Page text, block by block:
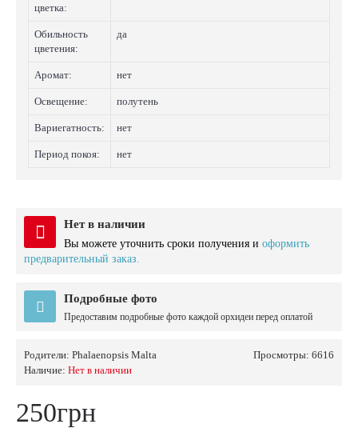
цветка:
Обильность
цветения:
да
Аромат: нет
Освещение: полутень
Вариегатность: нет
Период покоя: нет
Нет в наличии
Вы можете уточнить сроки получения и оформить
предварительный заказ.
Подробные фото
Предоставим подробные фото каждой орхидеи перед оплатой
Просмотры: 6616
Родители: Phalaenopsis Malta
Наличие: Нет в наличии
250грн